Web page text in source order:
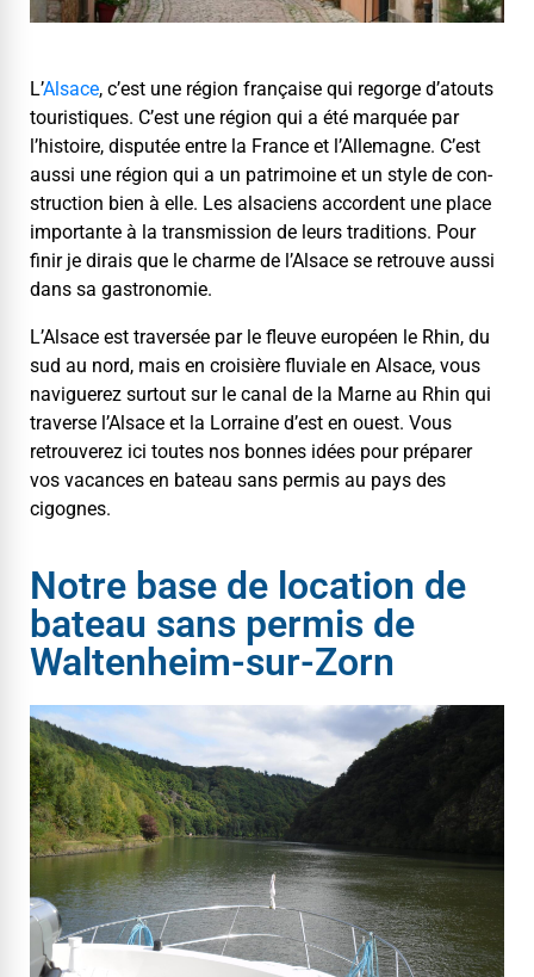
L’Alsace, c’est une région française qui regorge d’atouts
touris­tiques. C’est une région qui a été mar­quée par
l’histoire, dis­putée entre la France et l’Allemagne. C’est
aus­si une région qui a un pat­ri­moine et un style de con­
struc­tion bien à elle. Les alsa­ciens accor­dent une place
impor­tante à la trans­mis­sion de leurs tra­di­tions. Pour
finir je dirais que le charme de l’Alsace se retrou­ve aus­si
dans sa gastronomie.
L’Alsace est tra­ver­sée par le fleuve européen le Rhin, du
sud au nord, mais en croisière flu­viale en Alsace, vous
nav­iguerez surtout sur le canal de la Marne au Rhin qui
tra­verse l’Alsace et la Lor­raine d’est en ouest. Vous
retrou­verez ici toutes nos bonnes idées pour pré­par­er
vos vacances en bateau sans per­mis au pays des
cigognes.
Notre base de location de
bateau sans permis de
Waltenheim-sur-Zorn